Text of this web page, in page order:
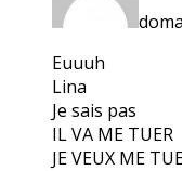
Euuuh
Lina
Je sais pas
IL VA ME TUER
JE VEUX ME